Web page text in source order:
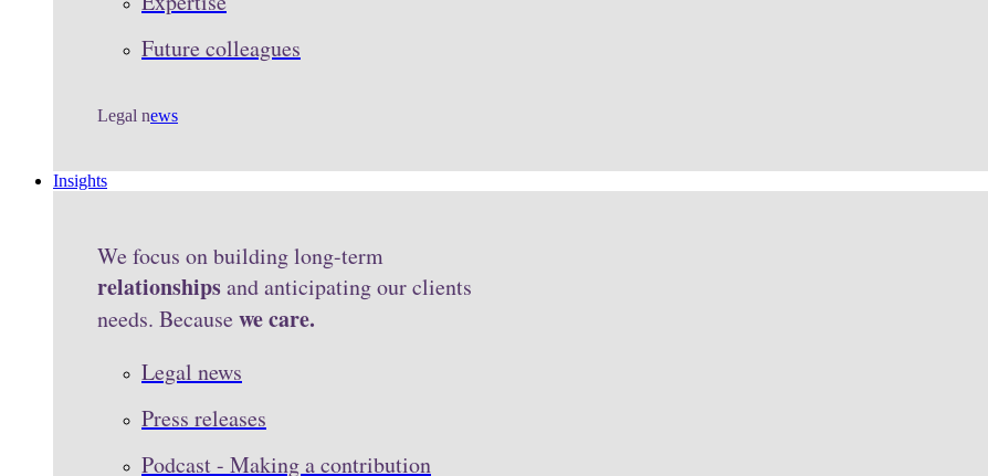
Future colleagues
Legal news
Insights
We focus on building long-term
relationshipsand anticipating our clients
needs. Because we care.
Legal news
Press releases
Podcast - Making a contribution